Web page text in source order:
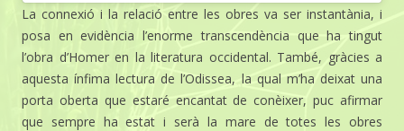
La connexió i la relació entre les obres va ser instantània, i
posa en evidència l’enorme transcendència que ha tingut
l’obra d’Homer en la literatura occidental. També, gràcies a
aquesta ínfima lectura de l’Odissea, la qual m’ha deixat una
porta oberta que estaré encantat de conèixer, puc afirmar
que sempre ha estat i serà la mare de totes les obres